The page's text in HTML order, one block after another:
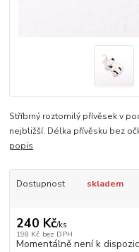
Stříbrný roztomilý přívěsek v
nejbližší. Délka přívěsku bez
popis
Dostupnost skladem
240 Kč/ks
198 Kč bez DPH
Momentálně není k